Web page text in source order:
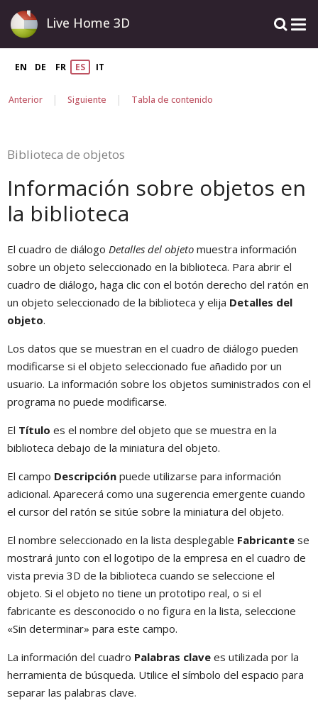
Live Home 3D
EN DE FR ES IT
Anterior | Siguiente | Tabla de contenido
Biblioteca de objetos
Información sobre objetos en
la biblioteca
El cuadro de diálogo Detalles del objeto muestra información
sobre un objeto seleccionado en la biblioteca. Para abrir el
cuadro de diálogo, haga clic con el botón derecho del ratón en
un objeto seleccionado de la biblioteca y elija Detalles del
objeto.
Los datos que se muestran en el cuadro de diálogo pueden
modificarse si el objeto seleccionado fue añadido por un
usuario. La información sobre los objetos suministrados con el
programa no puede modificarse.
El Título es el nombre del objeto que se muestra en la
biblioteca debajo de la miniatura del objeto.
El campo Descripción puede utilizarse para información
adicional. Aparecerá como una sugerencia emergente cuando
el cursor del ratón se sitúe sobre la miniatura del objeto.
El nombre seleccionado en la lista desplegable Fabricante se
mostrará junto con el logotipo de la empresa en el cuadro de
vista previa 3D de la biblioteca cuando se seleccione el
objeto. Si el objeto no tiene un prototipo real, o si el
fabricante es desconocido o no figura en la lista, seleccione
«Sin determinar» para este campo.
La información del cuadro Palabras clave es utilizada por la
herramienta de búsqueda. Utilice el símbolo del espacio para
separar las palabras clave.